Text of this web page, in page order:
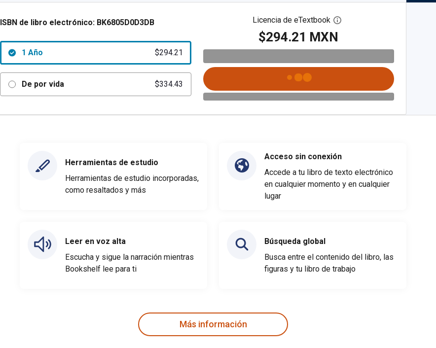
ISBN de libro electrónico: BK6805D0D3DB
1 Año $294.21
De por vida $334.43
Licencia de eTextbook Abre el cuadro de diálogo
$294.21 MXN
Herramientas de estudio
Herramientas de estudio incorporadas,
como resaltados y más
Leer en voz alta
Escucha y sigue la narración mientras
Bookshelf lee para ti
Acceso sin conexión
Accede a tu libro de texto electrónico
en cualquier momento y en cualquier
lugar
Búsqueda global
Busca entre el contenido del libro, las
figuras y tu libro de trabajo
Más información